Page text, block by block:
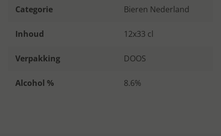
Categorie Bieren Nederland
Inhoud 12x33 cl
Verpakking DOOS
Alcohol % 8.6%